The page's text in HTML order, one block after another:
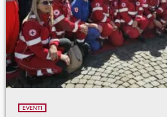
EVENTI